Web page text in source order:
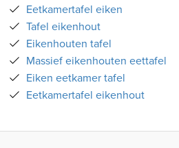
Eetkamertafel eiken
Tafel eikenhout
Eikenhouten tafel
Massief eikenhouten eettafel
Eiken eetkamer tafel
Eetkamertafel eikenhout